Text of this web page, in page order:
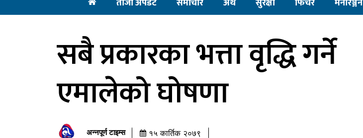
ताजा अपडेट समाचार अर्थ सुरक्षा फिचर मनाेरञ्जन
सबै प्रकारका भत्ता वृद्धि गर्ने
एमालेको घोषणा
अन्नपूर्ण टाइम्स १५ कार्तिक २०७९